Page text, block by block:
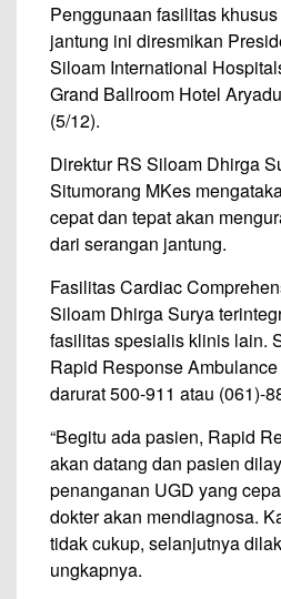
Penggunaan fasilitas
jantung ini diresmikan
Siloam International
Grand Ballroom Hotel
(5/12).
Direktur RS Siloam Dhirga
Situmorang MKes
cepat dan tepat akan
dari serangan jantung.
Fasilitas Cardiac
Siloam Dhirga Surya
fasilitas spesialis klinis lain.
Rapid Response
darurat 500-911 atau (061)-
“Begitu ada pasien, Rapid
akan datang dan pasien
penanganan UGD yang
dokter akan mendiagnosa.
tidak cukup, selanjutnya
ungkapnya.